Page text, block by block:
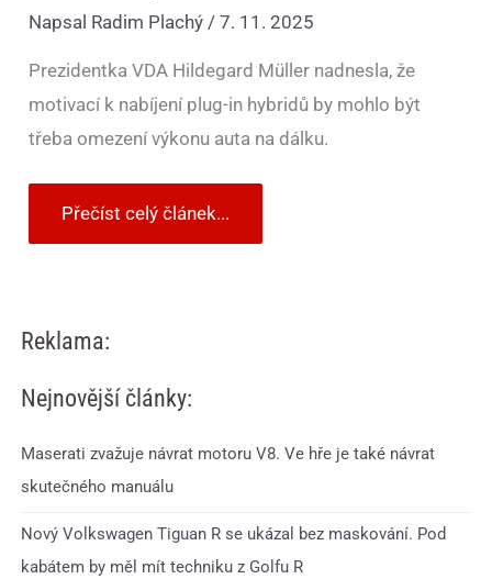
Napsal Radim Plachý /7. 11. 2025
Prezidentka VDA Hildegard Müller nadnesla, že
motivací k nabíjení plug-in hybridů by mohlo být
třeba omezení výkonu auta na dálku.
Přečíst celý článek...
Reklama:
Nejnovější články:
Maserati zvažuje návrat motoru V8. Ve hře je také návrat
skutečného manuálu
Nový Volkswagen Tiguan R se ukázal bez maskování. Pod
kabátem by měl mít techniku z Golfu R